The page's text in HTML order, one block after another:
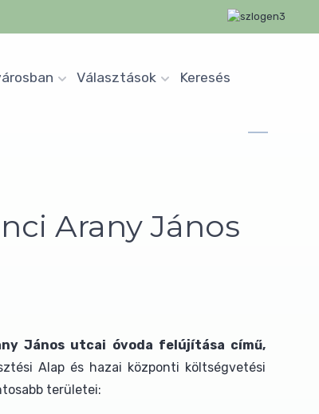
Választások Keresés
Arany János
János utcai óvoda felújítása című,
Alap és hazai központi költségvetési
területei: